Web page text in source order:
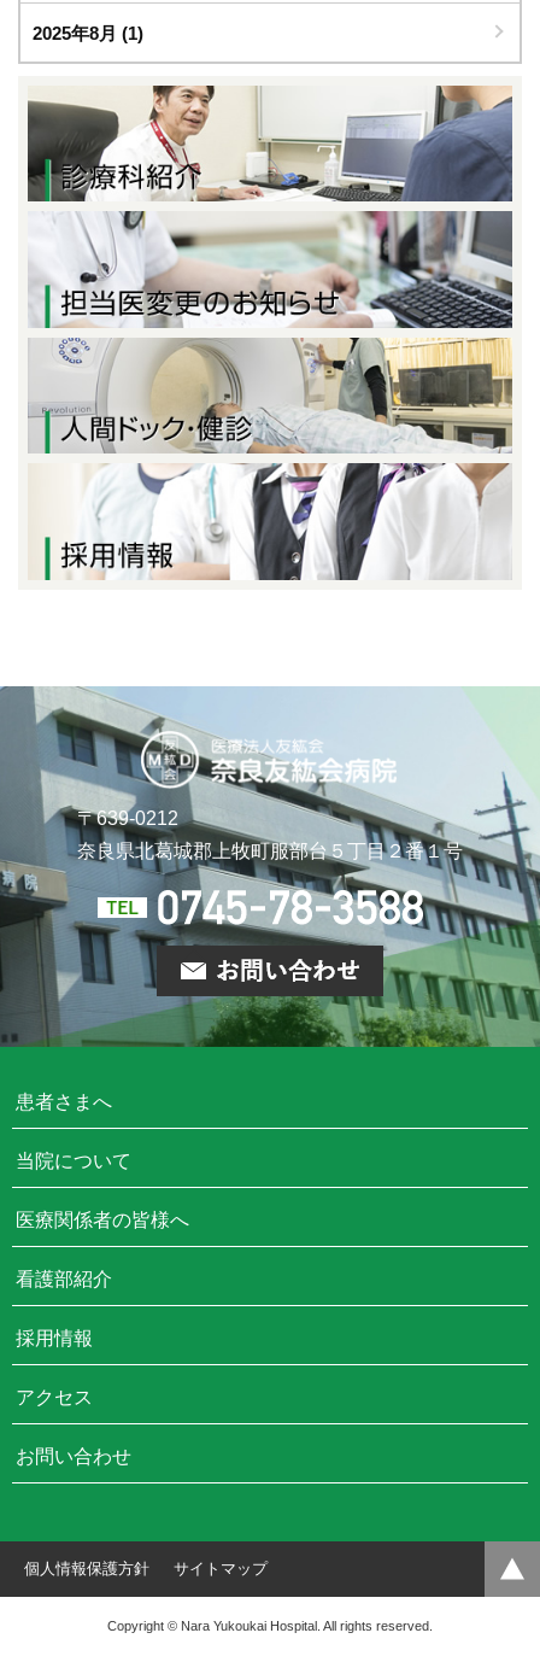
2025年8月 (1)
〒639-0212
奈良県北葛城郡上牧町服部台５丁目２番１号
患者さまへ
当院について
医療関係者の皆様へ
看護部紹介
採用情報
アクセス
お問い合わせ
個人情報保護方針 サイトマップ
Copyright © Nara Yukoukai Hospital. All rights reserved.